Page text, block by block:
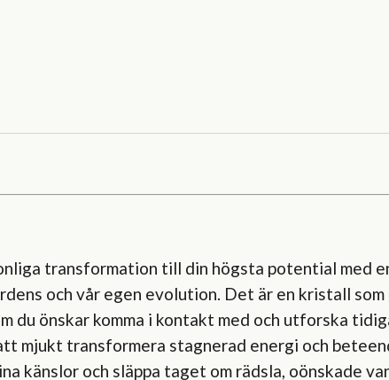
transformation till din högsta potential med
och vår egen evolution. Det är en kristall
du önskar komma i kontakt med och utforska
mjukt transformera stagnerad energi och
känslor och släppa taget om rädsla, oönskade